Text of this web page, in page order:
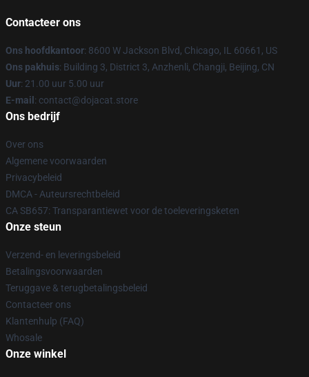
Contacteer ons
Ons hoofdkantoor: 8600 W Jackson Blvd, Chicago, IL 60661, US
Ons pakhuis: Building 3, District 3, Anzhenli, Changji, Beijing, CN
Uur: 21.00 uur 5.00 uur
E-mail : contact@dojacat.store
Ons bedrijf
Over ons
Algemene voorwaarden
Privacybeleid
DMCA - Auteursrechtbeleid
CA SB657: Transparantiewet voor de toeleveringsketen
Onze steun
Verzend- en leveringsbeleid
Betalingsvoorwaarden
Teruggave & terugbetalingsbeleid
Contacteer ons
Klantenhulp (FAQ)
Whosale
Onze winkel